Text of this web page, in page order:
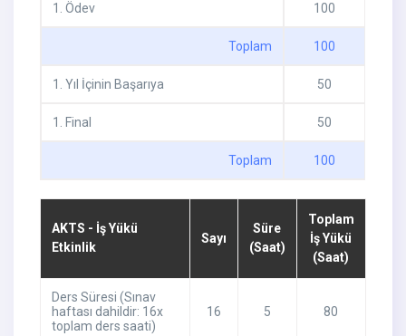
1 . Ödev 100
Toplam 100
1 . Yıl İçinin Başarıya 50
1 . Final 50
Toplam 100
AKTS - İş Yükü
Etkinlik
Sayı
Süre
(Saat)
Toplam
İş Yükü
(Saat)
Ders Süresi (Sınav
haftası dahildir: 16x
toplam ders saati)
16 5 80